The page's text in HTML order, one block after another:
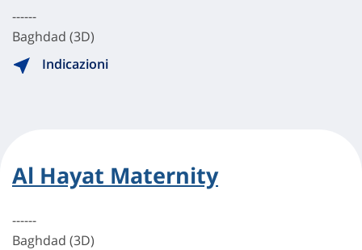
------
Baghdad (3D)
Indicazioni
Al Hayat Maternity
------
Baghdad (3D)